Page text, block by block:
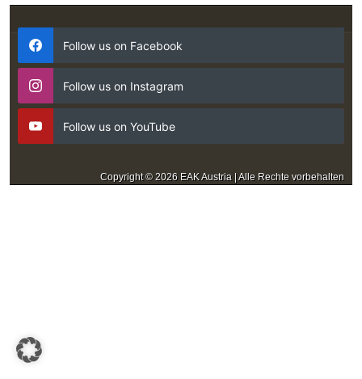
Follow us on Facebook
Follow us on Instagram
Follow us on YouTube
Copyright © 2026 EAK Austria | Alle Rechte vorbehalten